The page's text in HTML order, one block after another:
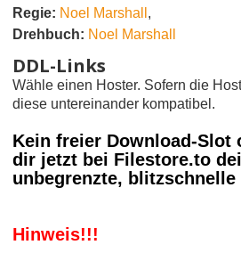
Regie: Noel Marshall ,
Drehbuch: Noel Marshall
DDL-Links
Wähle einen Hoster. Sofern die
diese untereinander kompatibel.
Kein freier Download-Slot
dir jetzt bei Filestore.to
unbegrenzte,
Hinweis!!!